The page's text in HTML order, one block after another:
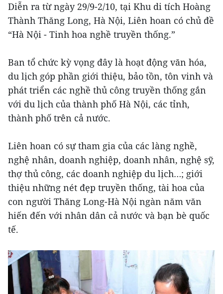
Diễn ra từ ngày 29/9-2/10, tại Khu di tích Hoàng
Thành Thăng Long, Hà Nội, Liên hoan có chủ đề
“Hà Nội - Tinh hoa nghề truyền thống.”
Ban tổ chức kỳ vọng đây là hoạt động văn hóa,
du lịch góp phần giới thiệu, bảo tồn, tôn vinh và
phát triển các nghề thủ công truyền thống gắn
với du lịch của thành phố Hà Nội, các tỉnh,
thành phố trên cả nước.
Liên hoan có sự tham gia của các làng nghề,
nghệ nhân, doanh nghiệp, doanh nhân, nghệ sỹ,
thợ thủ công, các doanh nghiệp du lịch…; giới
thiệu những nét đẹp truyền thống, tài hoa của
con người Thăng Long-Hà Nội ngàn năm văn
hiến đến với nhân dân cả nước và bạn bè quốc
tế.